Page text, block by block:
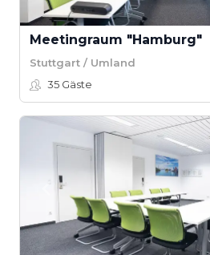
Meetingraum "Hamburg"
Stuttgart / Umland
35 Gäste